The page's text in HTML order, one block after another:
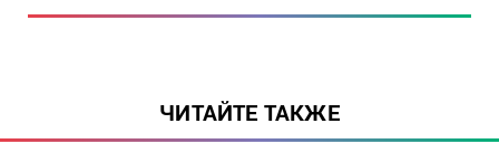
ЧИТАЙТЕ ТАКЖЕ